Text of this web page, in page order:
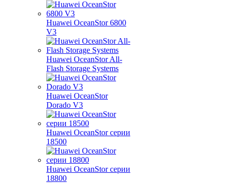
Huawei OceanStor 6800
V3
Huawei OceanStor All-
Flash Storage Systems
Huawei OceanStor
Dorado V3
Huawei OceanStor серии
18500
Huawei OceanStor серии
18800